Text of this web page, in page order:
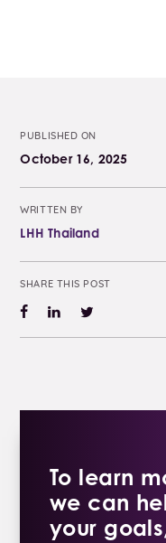
PUBLISHED ON
October 16, 2025
WRITTEN BY
LHH Thailand
SHARE THIS POST
To learn
we can
your